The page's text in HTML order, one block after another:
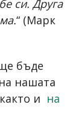
си. Друга
“ (Марк
бъде
нашата
и на